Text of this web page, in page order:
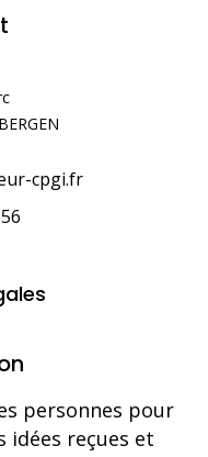
cpgi.fr
personnes pour
idées reçues et